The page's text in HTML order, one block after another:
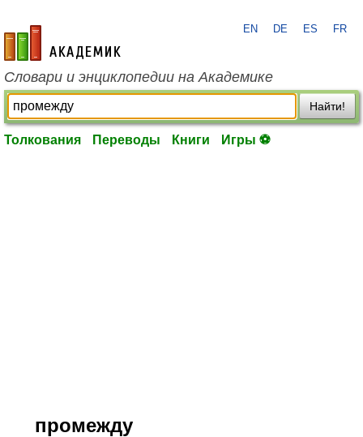
academic.ru
EN DE ES FR
Словари и энциклопедии на Академике
Найти!
Толкования Переводы Книги Игры ⚽
промежду